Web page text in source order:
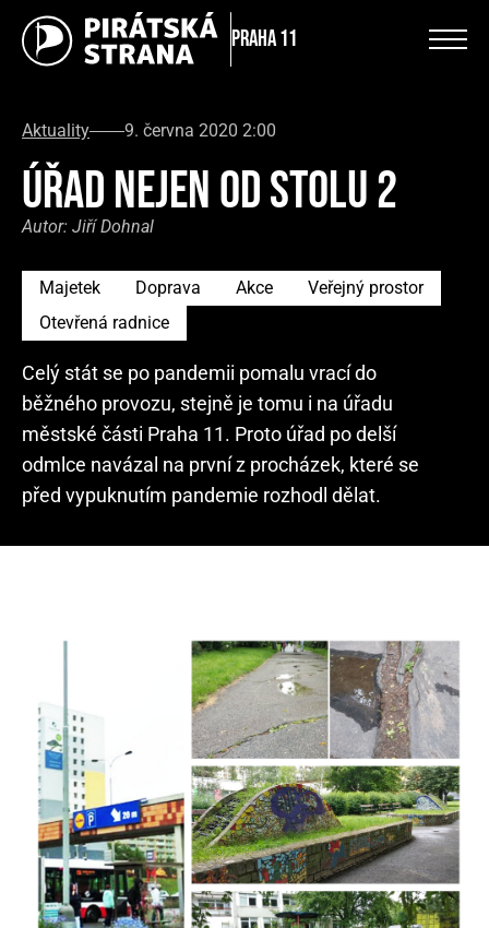
Praha 11
Aktuality 9. června 2020 2:00
ÚŘAD NEJEN OD STOLU 2
Autor: Jiří Dohnal
Majetek Doprava Akce
Veřejný prostor
Otevřená radnice
Celý stát se po pandemii pomalu vrací do
běžného provozu, stejně je tomu i na úřadu
městské části Praha 11. Proto úřad po delší
odmlce navázal na první z procházek, které se
před vypuknutím pandemie rozhodl dělat.